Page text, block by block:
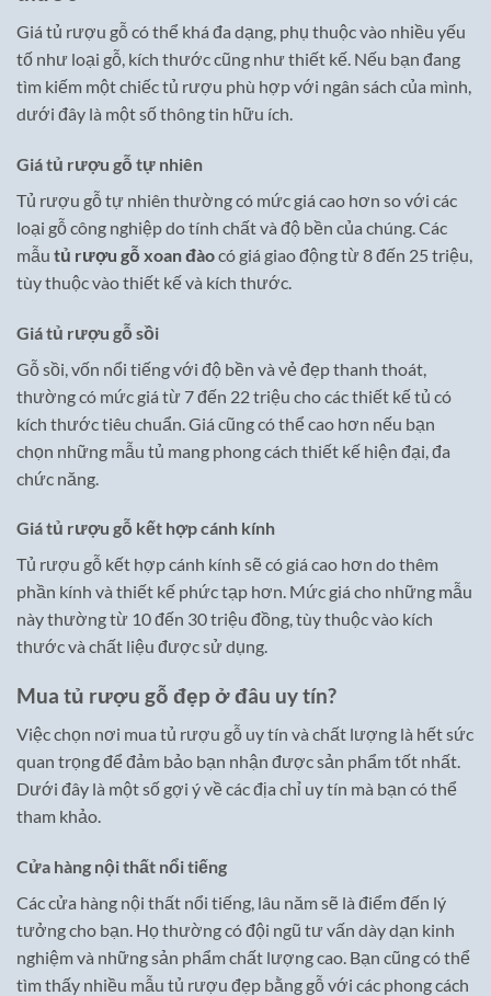
Giá tủ rượu gỗ có thể khá đa dạng, phụ thuộc vào nhiều yếu
tố như loại gỗ, kích thước cũng như thiết kế. Nếu bạn đang
tìm kiếm một chiếc tủ rượu phù hợp với ngân sách của mình,
dưới đây là một số thông tin hữu ích.
Giá tủ rượu gỗ tự nhiên
Tủ rượu gỗ tự nhiên thường có mức giá cao hơn so với các
loại gỗ công nghiệp do tính chất và độ bền của chúng. Các
mẫu tủ rượu gỗ xoan đàocó giá giao động từ 8 đến 25 triệu,
tùy thuộc vào thiết kế và kích thước.
Giá tủ rượu gỗ sồi
Gỗ sồi, vốn nổi tiếng với độ bền và vẻ đẹp thanh thoát,
thường có mức giá từ 7 đến 22 triệu cho các thiết kế tủ có
kích thước tiêu chuẩn. Giá cũng có thể cao hơn nếu bạn
chọn những mẫu tủ mang phong cách thiết kế hiện đại, đa
chức năng.
Giá tủ rượu gỗ kết hợp cánh kính
Tủ rượu gỗ kết hợp cánh kính sẽ có giá cao hơn do thêm
phần kính và thiết kế phức tạp hơn. Mức giá cho những mẫu
này thường từ 10 đến 30 triệu đồng, tùy thuộc vào kích
thước và chất liệu được sử dụng.
Mua tủ rượu gỗ đẹp ở đâu uy tín?
Việc chọn nơi mua tủ rượu gỗ uy tín và chất lượng là hết sức
quan trọng để đảm bảo bạn nhận được sản phẩm tốt nhất.
Dưới đây là một số gợi ý về các địa chỉ uy tín mà bạn có thể
tham khảo.
Cửa hàng nội thất nổi tiếng
Các cửa hàng nội thất nổi tiếng, lâu năm sẽ là điểm đến lý
tưởng cho bạn. Họ thường có đội ngũ tư vấn dày dạn kinh
nghiệm và những sản phẩm chất lượng cao. Bạn cũng có thể
tìm thấy nhiều mẫu tủ rượu đẹp bằng gỗ với các phong cách